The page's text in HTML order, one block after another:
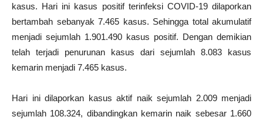
kasus. Hari ini kasus positif terinfeksi COVID-19 dilaporkan
bertambah sebanyak 7.465 kasus. Sehingga total akumulatif
menjadi sejumlah 1.901.490 kasus positif. Dengan demikian
telah terjadi penurunan kasus dari sejumlah 8.083 kasus
kemarin menjadi 7.465 kasus.
Hari ini dilaporkan kasus aktif naik sejumlah 2.009 menjadi
sejumlah 108.324, dibandingkan kemarin naik sebesar 1.660